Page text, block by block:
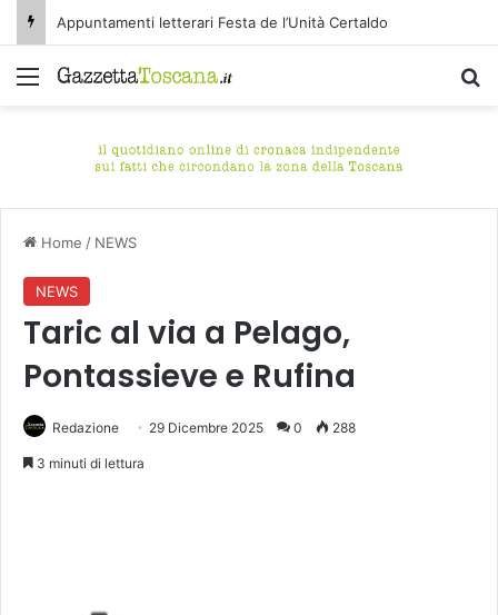
Appuntamenti letterari Festa de l’Unità Certaldo
Menu
Home / NEWS
NEWS
Taric al via a Pelago,
Pontassieve e Rufina
Redazione 29 Dicembre 2025 0 288
3 minuti di lettura